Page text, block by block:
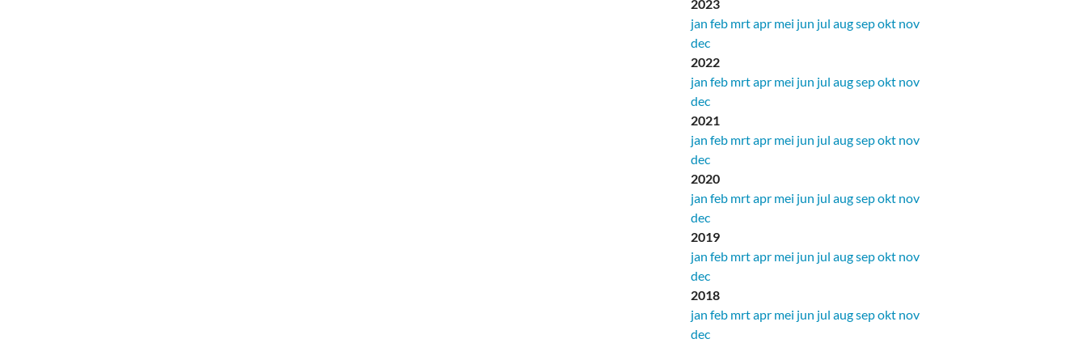
2023
jan feb mrtapr mei jun jul augsepokt nov
dec
2022
jan feb mrtapr mei jun jul augsepokt nov
dec
2021
jan feb mrtapr mei jun jul augsepokt nov
dec
2020
jan feb mrtapr mei jun jul augsepokt nov
dec
2019
jan feb mrtapr mei jun jul augsepokt nov
dec
2018
jan feb mrtapr mei jun jul augsepokt nov
dec